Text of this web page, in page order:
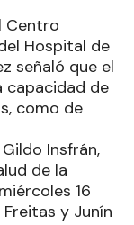
Centro
Hospital de
señaló que el
capacidad de
como de
Insfrán,
de la
16
y Junín